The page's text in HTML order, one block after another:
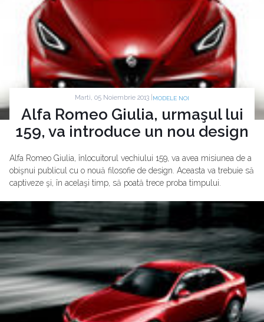
Marti, 05 Noiembrie 2013 | MODELE NOI
Alfa Romeo Giulia, urmaşul lui
159, va introduce un nou design
Alfa Romeo Giulia, înlocuitorul vechiului 159, va avea misiunea de a
obişnui publicul cu o nouă filosofie de design. Aceasta va trebuie să
captiveze şi, în acelaşi timp, să poată trece proba timpului.